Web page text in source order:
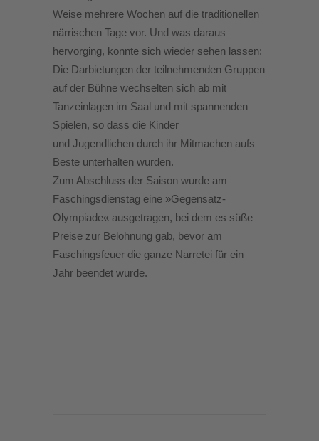
Weise mehrere Wochen auf die traditionellen
närrischen Tage vor. Und was daraus
hervorging, konnte sich wieder sehen lassen:
Die Darbietungen der teilnehmenden Gruppen
auf der Bühne wechselten sich ab mit
Tanzeinlagen im Saal und mit spannenden
Spielen, so dass die Kinder
und Jugendlichen durch ihr Mitmachen aufs
Beste unterhalten wurden.
Zum Abschluss der Saison wurde am
Faschingsdienstag eine »Gegensatz-
Olympiade« ausgetragen, bei dem es süße
Preise zur Belohnung gab, bevor am
Faschingsfeuer die ganze Narretei für ein
Jahr beendet wurde.